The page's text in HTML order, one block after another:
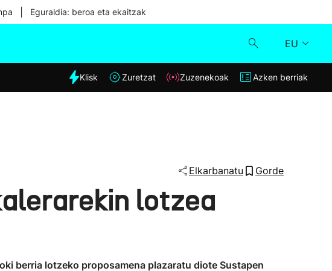
Eguraldia: beroa eta ekaitzak
EU
Eguraldia
Klisk
Klisk Zuretzat Zuzenekoak Azken berriak
Elkarbanatu Gorde
lotzea
berria lotzeko proposamena plazaratu diote Sustapen